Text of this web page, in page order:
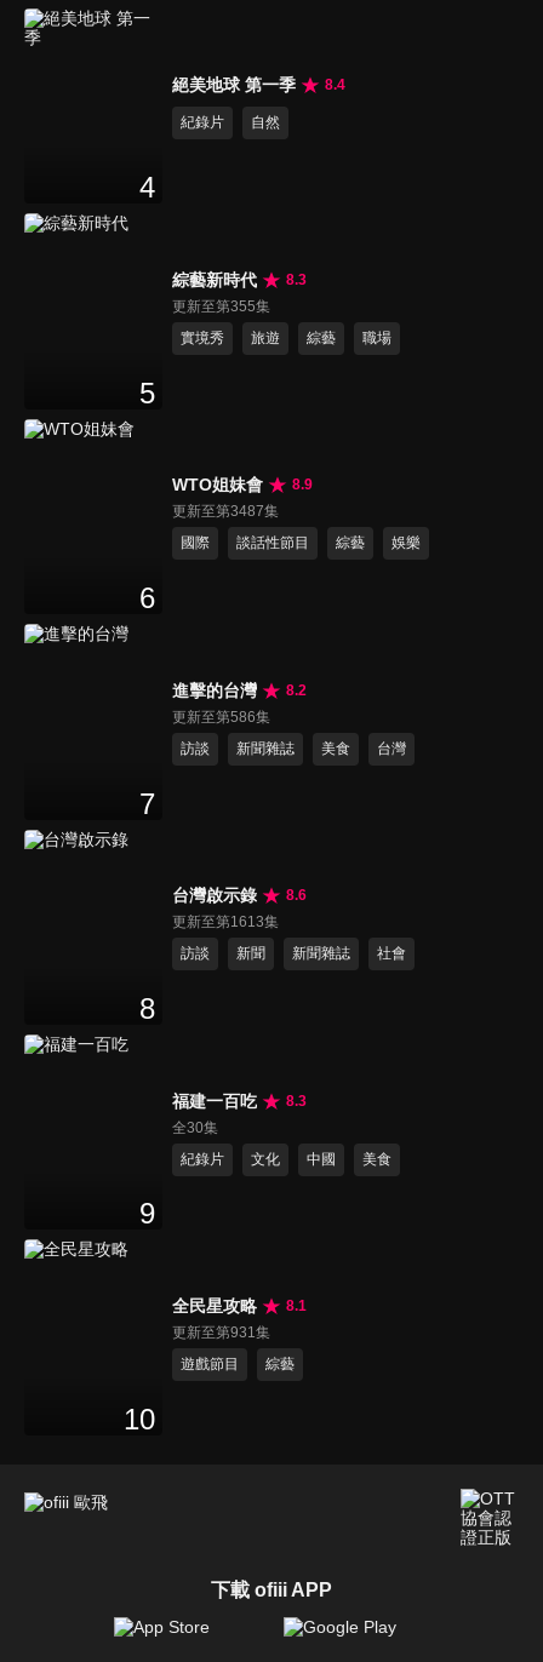
4
絕美地球 第一季 8.4
紀錄片 自然
5
綜藝新時代
8.3
更新至第355集
實境秀
旅遊 綜藝 職場
6
WTO姐妹會
8.9
更新至第3487集
國際
談話性節目 綜藝 娛樂
7
進擊的台灣
8.2
更新至第586集
訪談
新聞雜誌 美食 台灣
8
台灣啟示錄
8.6
更新至第1613集
訪談
新聞 新聞雜誌 社會
9
福建一百吃
8.3
全30集
紀錄片
文化 中國 美食
10
全民星攻略
8.1
更新至第931集
遊戲節目
綜藝
下載 ofiii APP